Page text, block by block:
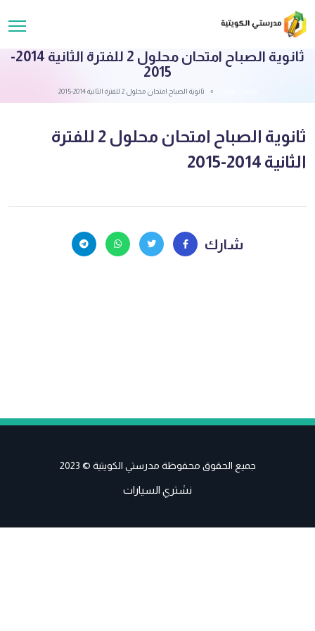
ثانوية الصباح امتحان محلول 2 للفترة الثانية 2014-
2015
ثانوية الصباح امتحان محلول 2 للفترة الثانية 2014-2015
ثانوية الصباح امتحان محلول 2 للفترة
الثانية 2014-2015
شارك
جميع الحقوق محفوظة مدرستي الكويتية © 2023
نشتري السيارات